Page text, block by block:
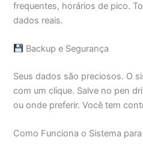
frequentes, horários de pico.
dados reais.
Backup e Segurança
Seus dados são preciosos. O
com um clique. Salve no pen
ou onde preferir. Você tem
Como Funciona o Sistema